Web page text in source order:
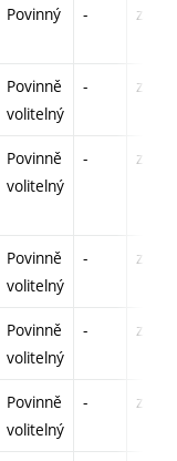
Povinný - zá
Povinně
volitelný
- zá,zk
Povinně
volitelný
- zá,zk
Povinně
volitelný
- zá
Povinně
volitelný
- zá
Povinně
volitelný
- zá